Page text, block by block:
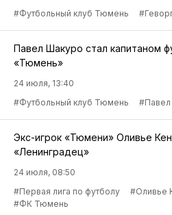
#Футбольный клуб Тюмень
Павел Шакуро стал капитаном
«Тюмень»
24 июля, 13:40
#Футбольный клуб Тюмень
Экс-игрок «Тюмени» Оливье
«Ленинградец»
24 июля, 08:50
#Первая лига по футболу
#Оливье
#ФК Тюмень